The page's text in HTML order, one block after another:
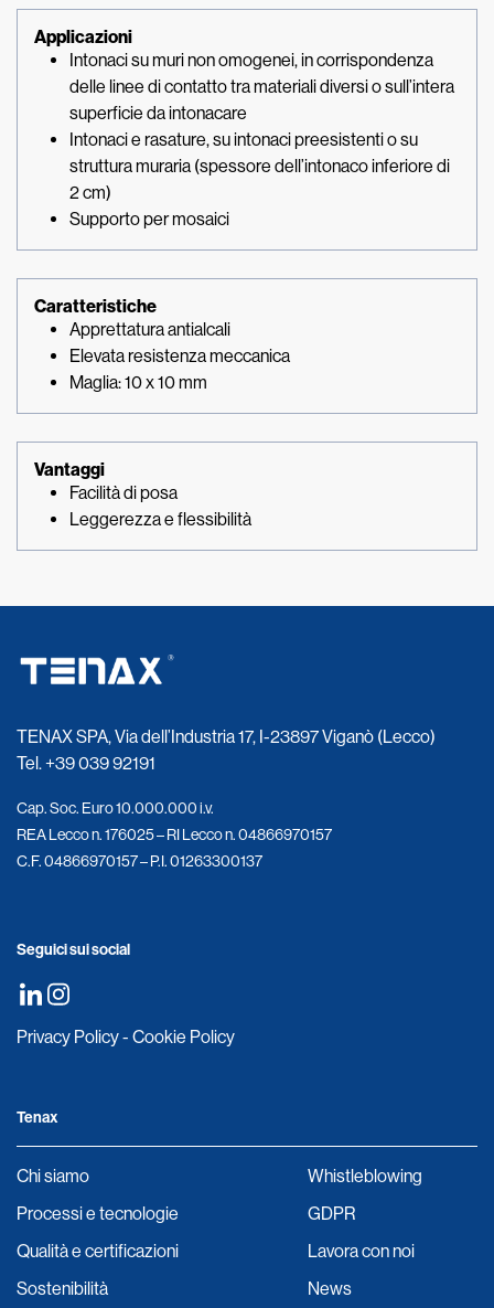
Applicazioni
Intonaci su muri non omogenei, in corrispondenza
delle linee di contatto tra materiali diversi o sull’intera
superficie da intonacare
Intonaci e rasature, su intonaci preesistenti o su
struttura muraria (spessore dell’intonaco inferiore di
2 cm)
Supporto per mosaici
Caratteristiche
Apprettatura antialcali
Elevata resistenza meccanica
Maglia: 10 x 10 mm
Vantaggi
Facilità di posa
Leggerezza e flessibilità
TENAX SPA, Via dell’Industria 17, I-23897 Viganò (Lecco)
Tel.+39 039 92191
Cap. Soc. Euro 10.000.000 i.v.
REA Lecco n. 176025 – RI Lecco n. 04866970157
C.F. 04866970157 – P.I. 01263300137
Seguici sui social
Privacy Policy- Cookie Policy
Tenax
Chi siamo
Processi e tecnologie
Qualità e certificazioni
Sostenibilità
Whistleblowing
GDPR
Lavora con noi
News